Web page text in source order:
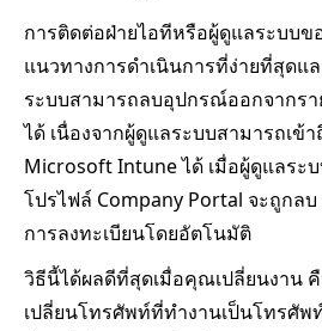
การติดต่อฝ่ายไอทีหรือผู้ดูแลระบบ
แนวทางการดำเนินการที่ง่ายที่สุดแ
ระบบสามารถลบอุปกรณ์ออกจากร
ได้ เนื่องจากผู้ดูแลระบบสามารถเข้
Microsoft Intune ได้ เมื่อผู้ดูแลระ
โปรไฟล์ Company Portal จะถูกลบ
การลงทะเบียนโดยอัตโนมัติ
วิธีนี้ได้ผลดีที่สุดเมื่อคุณเปลี่ยนงาน
เปลี่ยนโทรศัพท์ที่ทำงานเป็นโทรศัพ